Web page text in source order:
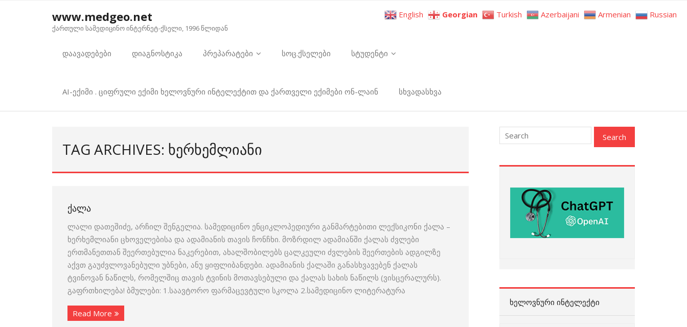
www.medgeo.net
ქართული სამედიცინო ინტერნეტ-ქსელი, 1996 წლიდან
დაავადებები დიაგნოსტიკა პრეპარატები სოც.ქსელები სტუდენტი
AI-ექიმი . ციფრული ექიმი ხელოვნური ინტელექტით და ქართველი ექიმები ონ-ლაინ სხვადასხვა
TAG ARCHIVES: ᲮᲔᲠᲮᲔᲛᲚᲘᲐᲜᲘ
ᲥᲐᲚᲐ
ლალი დათეშიძე, არჩილ შენგელია. სამედიცინო ენციკლოპედიური განმარტებითი ლექსიკონი ქალა –
ხერხემლიანი ცხოველებისა და ადამიანის თავის ჩონჩხი. მოზრდილ ადამიანში ქალას ძვლები
ერთმანეთთან შეერთებულია ნაკერებით, ახალშობილებს ცალკეული ძვლების შეერთების ადგილზე
აქვთ გაუძვლოვანებული უბნები, ანუ ყიფლიბანდები. ადამიანის ქალაში განასხვავებენ ქალას
ტვინოვან ნაწილს, რომელშიც თავის ტვინის მოთავსებული და ქალას სახის ნაწილს (ვისცერალურს).
გაფრთხილება! ბმულები: 1.საავტორო ფარმაცევტული სკოლა 2.სამედიცინო ლიტერატურა
Read More
ᲮᲔᲚᲝᲕᲜᲣᲠᲘ ᲘᲜᲢᲔᲚᲔᲥᲢᲘ
English Georgian Turkish Azerbaijani Armenian Russian